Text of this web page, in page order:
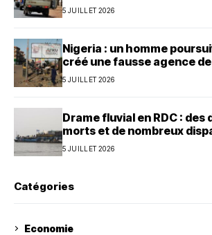
5 JUILLET 2026
Nigeria : un homme
créé une fausse agence
5 JUILLET 2026
Drame fluvial en RDC : des
morts et de nombreux
5 JUILLET 2026
Catégories
Economie